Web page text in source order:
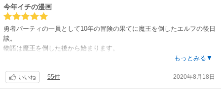
今年イチの漫画
勇者パーティの一員として10年の冒険の果てに魔王を倒したエルフの後日
談。
物語は魔王を倒した後から始まります。
ファンタジーをあまり読まない人がいるかもなので前提を書くと、エルフ
なので、10年といっても人間にとっては結構な月日だけど、エルフにとっ
ては「たった」10年になります。
もっとみる▼
いいね 55件 2020年8月18日